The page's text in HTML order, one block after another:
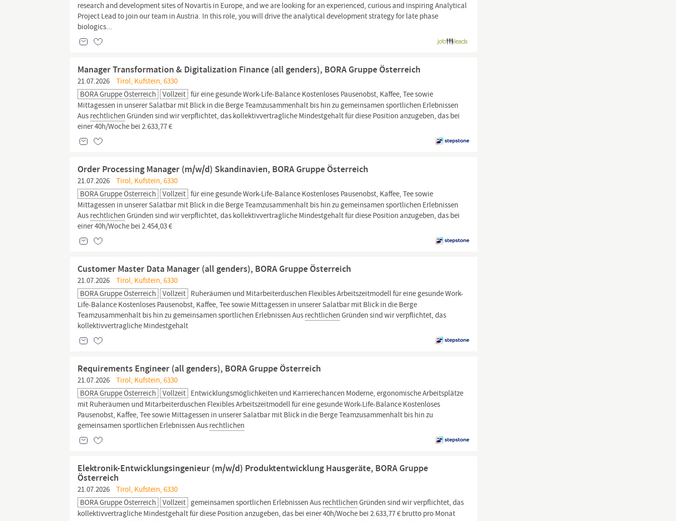
research and development sites of Novartis in Europe, and we are looking for an experienced, curious and inspiring Analytical
Project Lead to join our team in Austria. In this role, you will drive the analytical development strategy for late phase
biologics...
Manager Transformation & Digitalization Finance (all genders), BORA Gruppe Österreich
21.07.2026
Tirol, Kufstein, 6330
BORA Gruppe Österreich
Vollzeit für eine gesunde Work-Life-Balance Kostenloses Pausenobst, Kaffee, Tee sowie
Mittagessen in unserer Salatbar mit Blick in die Berge Teamzusammenhalt bis hin zu gemeinsamen sportlichen Erlebnissen
Aus rechtlichen Gründen sind wir verpflichtet, das kollektivvertragliche Mindestgehalt für diese Position anzugeben, das bei
einer 40h/Woche bei 2.633,77 €
Order Processing Manager (m/w/d) Skandinavien, BORA Gruppe Österreich
21.07.2026
Tirol, Kufstein, 6330
BORA Gruppe Österreich
Vollzeit für eine gesunde Work-Life-Balance Kostenloses Pausenobst, Kaffee, Tee sowie
Mittagessen in unserer Salatbar mit Blick in die Berge Teamzusammenhalt bis hin zu gemeinsamen sportlichen Erlebnissen
Aus rechtlichen Gründen sind wir verpflichtet, das kollektivvertragliche Mindestgehalt für diese Position anzugeben, das bei
einer 40h/Woche bei 2.454,03 €
Customer Master Data Manager (all genders), BORA Gruppe Österreich
21.07.2026
Tirol, Kufstein, 6330
BORA Gruppe Österreich
Vollzeit Ruheräumen und Mitarbeiterduschen Flexibles Arbeitszeitmodell für eine gesunde Work-
Life-Balance Kostenloses Pausenobst, Kaffee, Tee sowie Mittagessen in unserer Salatbar mit Blick in die Berge
Teamzusammenhalt bis hin zu gemeinsamen sportlichen Erlebnissen Aus rechtlichen Gründen sind wir verpflichtet, das
kollektivvertragliche Mindestgehalt
Requirements Engineer (all genders), BORA Gruppe Österreich
21.07.2026
Tirol, Kufstein, 6330
BORA Gruppe Österreich
Vollzeit Entwicklungsmöglichkeiten und Karrierechancen Moderne, ergonomische Arbeitsplätze
mit Ruheräumen und Mitarbeiterduschen Flexibles Arbeitszeitmodell für eine gesunde Work-Life-Balance Kostenloses
Pausenobst, Kaffee, Tee sowie Mittagessen in unserer Salatbar mit Blick in die Berge Teamzusammenhalt bis hin zu
gemeinsamen sportlichen Erlebnissen Aus rechtlichen
Elektronik-Entwicklungsingenieur (m/w/d) Produktentwicklung Hausgeräte, BORA Gruppe
Österreich
21.07.2026
Tirol, Kufstein, 6330
BORA Gruppe Österreich
Vollzeit gemeinsamen sportlichen Erlebnissen Aus rechtlichen Gründen sind wir verpflichtet, das
kollektivvertragliche Mindestgehalt für diese Position anzugeben, das bei einer 40h/Woche bei 2.633,77 € brutto pro Monat